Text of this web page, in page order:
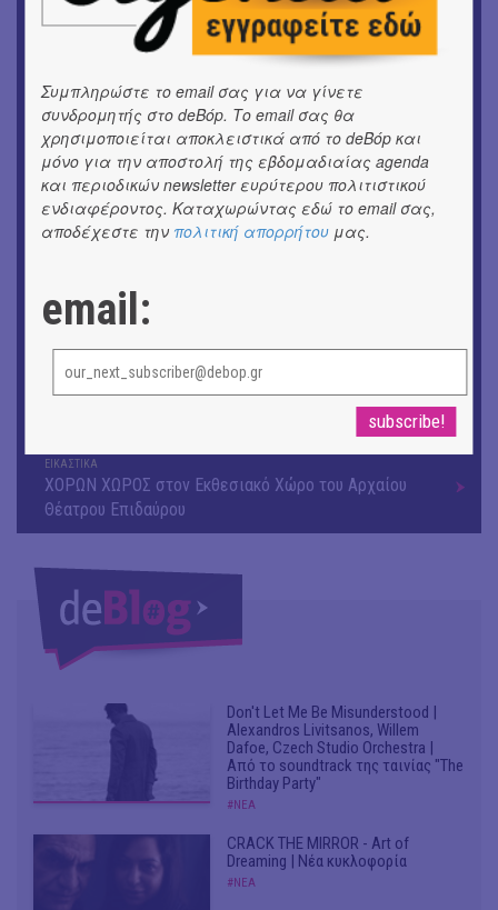
Ομαδική έκθεση | Προσωρινά για Πάντα
Αργύρης Ραλλιάς | Λιτανεία
ΕΙΚΑΣΤΙΚΑ
Θανάσης Λάλας-Κώστας Τσόκλης - Συνομιλώντας με
εικόνες και λέξεις
ΚΙΝ/ΦΟΣ
ΘΕΑΤΡΟ / ΧΟΡΟΣ
«Μήδεια» του Ευριπίδη | Σκην.: Nikita Milivojević
ΜΟΥΣΙΚΗ
ΕΙΚΑΣΤΙΚΑ
ΧΟΡΩΝ ΧΩΡΟΣ στον Εκθεσιακό Χώρο του Αρχαίου
Θέατρου Επιδαύρου
Don't Let Me Be Misunderstood |
Alexandros Livitsanos, Willem
Dafoe, Czech Studio Orchestra |
Από το soundtrack της ταινίας "The
Birthday Party"
#ΝΕΑ
CRACK THE MIRROR - Art of
Dreaming | Νέα κυκλοφορία
#ΝΕΑ
Συμπληρώστε το email σας για να γίνετε
συνδρομητής στο deBόp. Το email σας θα
χρησιμοποιείται αποκλειστικά από το deBόp και
μόνο για την αποστολή της εβδομαδιαίας agenda
και περιοδικών newsletter ευρύτερου πολιτιστικού
ενδιαφέροντος. Καταχωρώντας εδώ το email σας,
αποδέχεστε την πολιτική απορρήτου μας.
email: